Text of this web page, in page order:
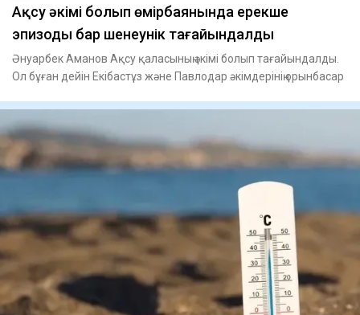
Ақсу әкімі болып өмірбаянында ерекше
эпизоды бар шенеунік тағайындалды
Әнуарбек Аманов Ақсу қаласының әкімі болып тағайындалды.
Ол бұған дейін Екібастұз және Павлодар әкімдерінің орынбасар